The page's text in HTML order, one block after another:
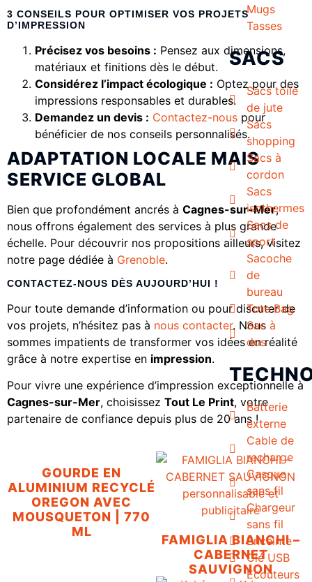
Mugs
Tasses
SACS
Sacs toile
de jute
Sacs
shopping
Sacs à
cordon
Sacs
isothermes
Sacs de
sport
Sacoche
de
bureau
Tote Bag
Sac à
dos
Batterie
externe
Cable de
recharge
Casque
sans fil
Chargeur
sans fil
Enceinte
Clé USB
Ecouteurs
3 CONSEILS POUR OPTIMISER VOS PROJETS
D’IMPRESSION
Précisez vos besoins : Pensez aux dimensions,
matériaux et finitions dès le début.
Considérez l’impact écologique : Optez pour des
impressions responsables et durables.
Demandez un devis : Contactez-nous pour
bénéficier de nos conseils personnalisés.
ADAPTATION LOCALE MAIS
SERVICE GLOBAL
Bien que profondément ancrés à Cagnes-sur-Mer,
nous offrons également des services à plus grande
échelle. Pour découvrir nos propositions ailleurs, visitez
notre page dédiée à Grenoble.
CONTACTEZ-NOUS DÈS AUJOURD’HUI !
Pour toute demande d’information ou pour discuter de
vos projets, n’hésitez pas à nous contacter. Nous
sommes impatients de transformer vos idées en réalité
grâce à notre expertise en impression.
Pour vivre une expérience d’impression exceptionnelle à
Cagnes-sur-Mer, choisissez Tout Le Print, votre
partenaire de confiance depuis plus de 20 ans !
GOURDE EN
ALUMINIUM RECYCLÉ
OREGON AVEC
MOUSQUETON | 770
ML
FAMIGLIA BIANCHI –
CABERNET
SAUVIGNON